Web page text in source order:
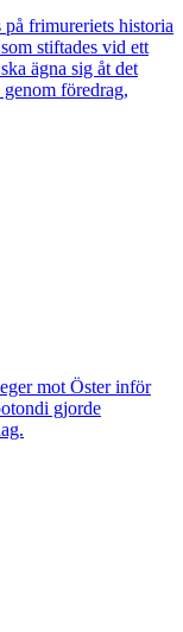
frimureriets historia
stiftades vid ett
ägna sig åt det
föredrag,
mot Öster inför
gjorde